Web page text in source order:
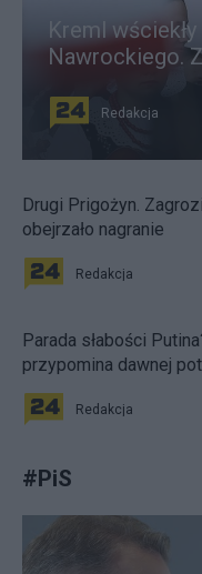
Kreml
Nawrockiego.
Redakcja
Drugi Prigożyn.
obejrzało nagranie
Redakcja
Parada słabości
przypomina dawnej
Redakcja
#PiS